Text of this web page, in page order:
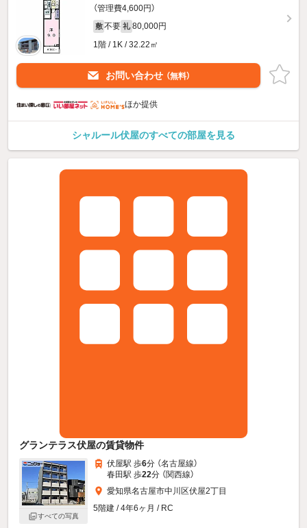
（管理費4,600円）
敷 不要 礼 80,000円
1階 / 1K / 32.22㎡
お問い合わせ （無料）
ほか提供
シャルール伏屋のすべての部屋を見る
グランテラス伏屋の賃貸物件
すべての写真
伏屋駅 歩6分 （名古屋線）
春田駅 歩22分 （関西線）
愛知県名古屋市中川区伏屋2丁目
5階建 / 4年6ヶ月 / RC